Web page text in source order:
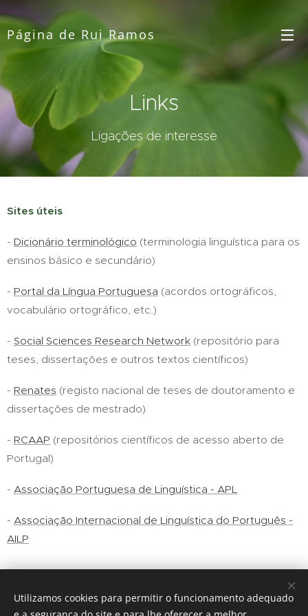
Página de Rui Ramos
Links
Ligações de interesse
Sites úteis
- Dicionário terminológico (terminologia linguística para os
ensinos básico e secundário)
- Portal da Língua Portuguesa (acordos ortográficos,
vocabulário ortográfico, etc.)
- Social Sciences Research Network (repositório para
teses, dissertações e outros textos científicos)
- Renates (registo nacional de teses de doutoramento e
dissertações de mestrado)
- RCAAP (repositórios científicos de acesso aberto de
Portugal)
- Associação Portuguesa de Linguística - APL
- Associação Internacional de Linguística do Português -
AILP
Utilizamos cookies para permitir o funcionamento adequado